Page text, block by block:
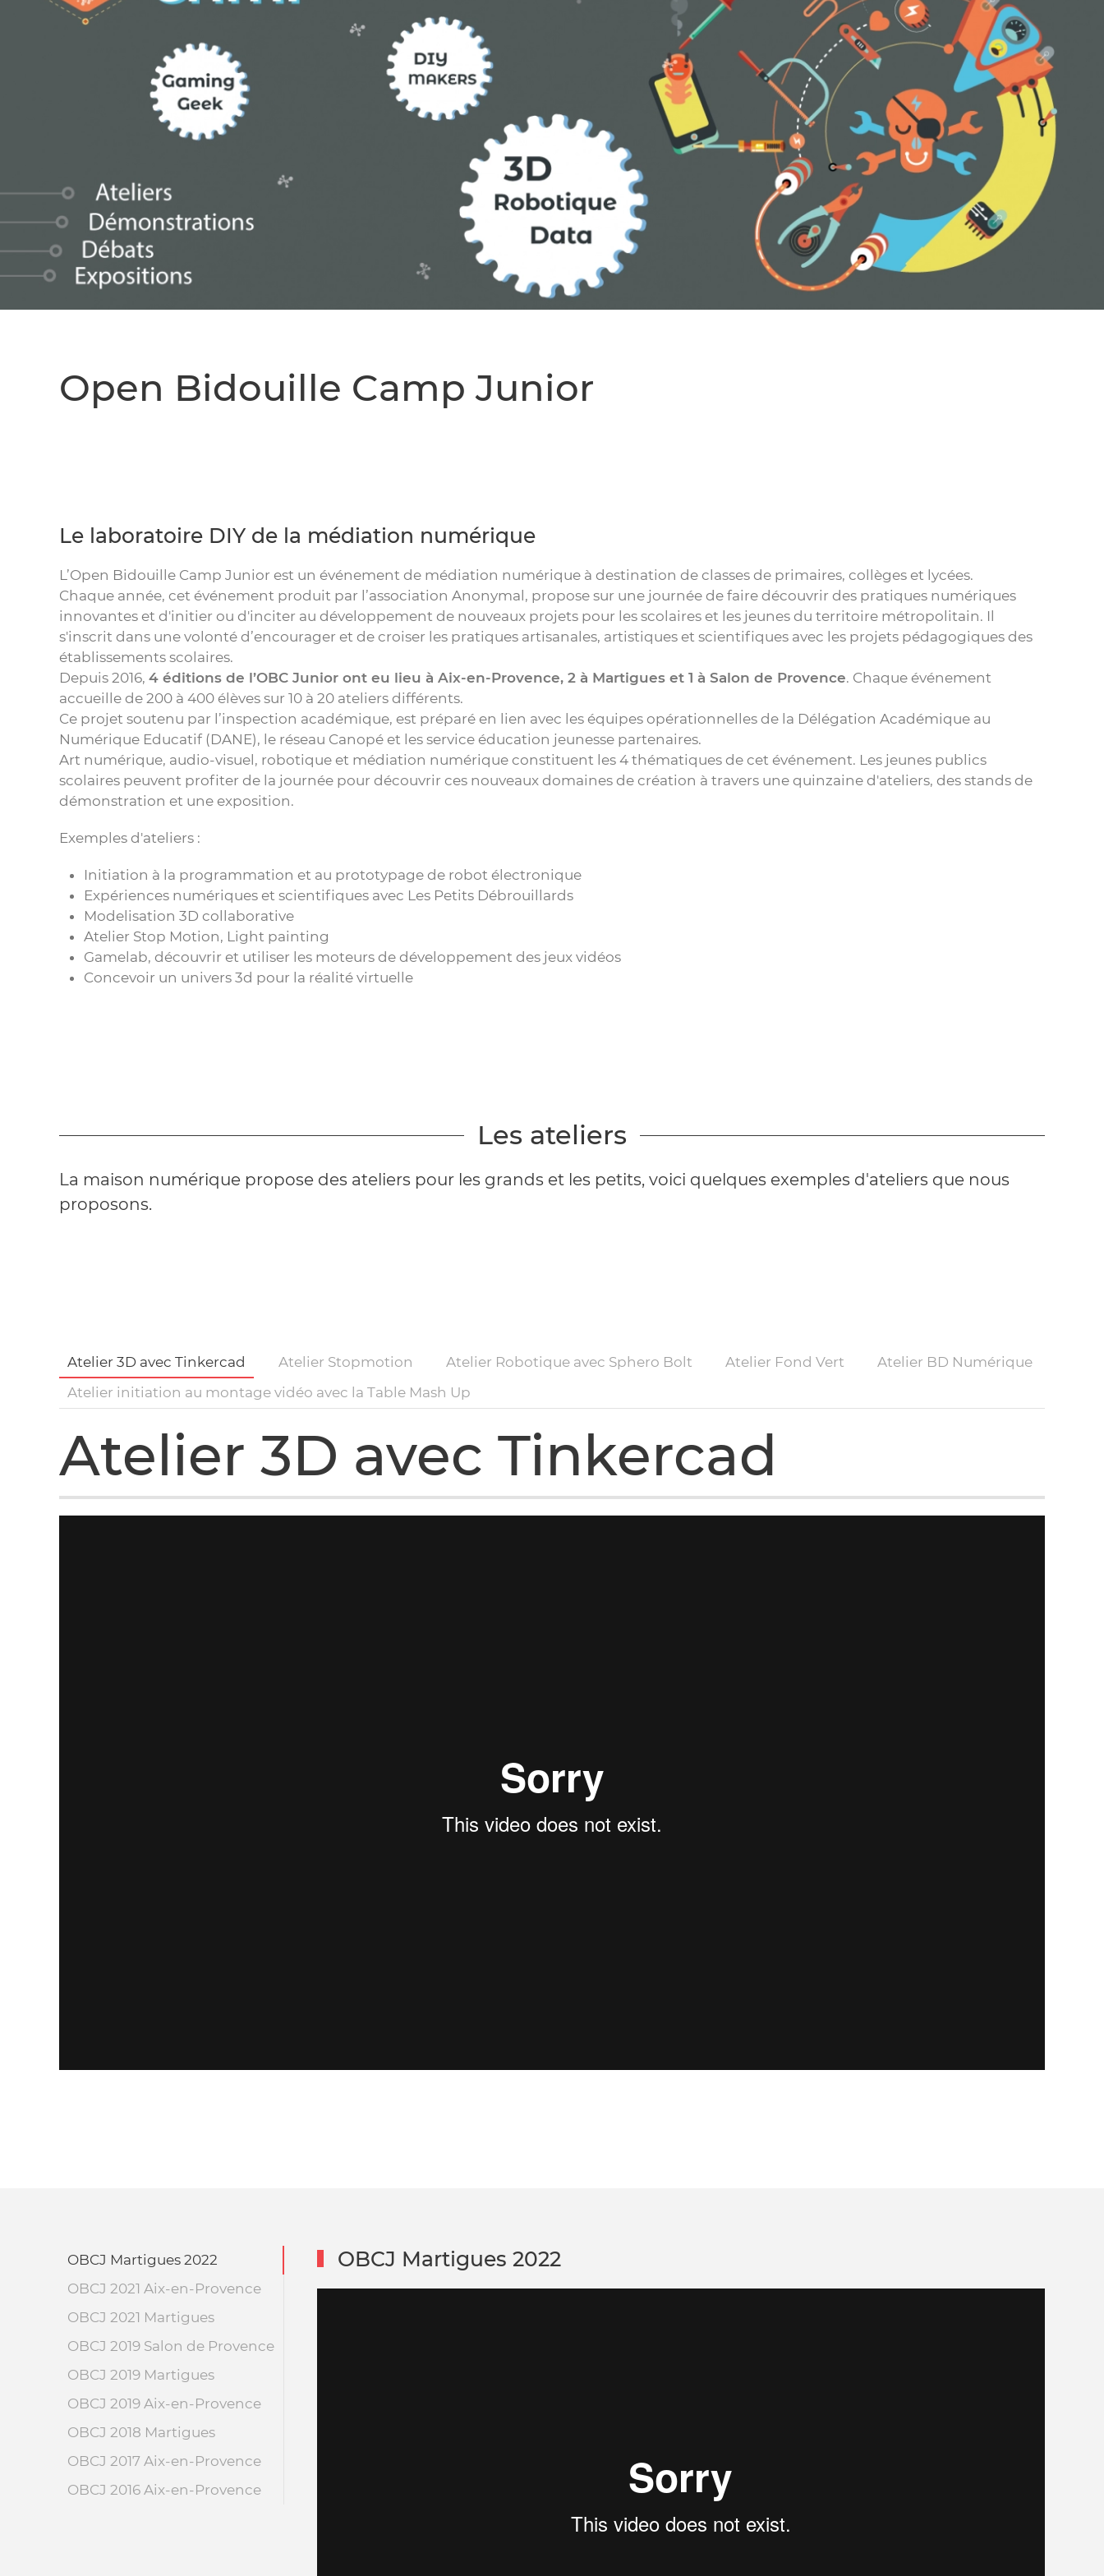
Open Bidouille Camp Junior
Le laboratoire DIY de la médiation numérique
L’Open Bidouille Camp Junior est un événement de médiation numérique à destination de classes de primaires, collèges et lycées.
Chaque année, cet événement produit par l’association Anonymal, propose sur une journée de faire découvrir des pratiques numériques
innovantes et d'initier ou d'inciter au développement de nouveaux projets pour les scolaires et les jeunes du territoire métropolitain. Il
s'inscrit dans une volonté d’encourager et de croiser les pratiques artisanales, artistiques et scientifiques avec les projets pédagogiques des
établissements scolaires.
Depuis 2016, 4 éditions de l’OBC Junior ont eu lieu à Aix-en-Provence, 2 à Martigues et 1 à Salon de Provence. Chaque événement
accueille de 200 à 400 élèves sur 10 à 20 ateliers différents.
Ce projet soutenu par l’inspection académique, est préparé en lien avec les équipes opérationnelles de la Délégation Académique au
Numérique Educatif (DANE), le réseau Canopé et les service éducation jeunesse partenaires.
Art numérique, audio-visuel, robotique et médiation numérique constituent les 4 thématiques de cet événement. Les jeunes publics
scolaires peuvent profiter de la journée pour découvrir ces nouveaux domaines de création à travers une quinzaine d'ateliers, des stands de
démonstration et une exposition.
Exemples d'ateliers :
Initiation à la programmation et au prototypage de robot électronique
Expériences numériques et scientifiques avec Les Petits Débrouillards
Modelisation 3D collaborative
Atelier Stop Motion, Light painting
Gamelab, découvrir et utiliser les moteurs de développement des jeux vidéos
Concevoir un univers 3d pour la réalité virtuelle
Les ateliers
La maison numérique propose des ateliers pour les grands et les petits, voici quelques exemples d'ateliers que nous
proposons.
Atelier 3D avec Tinkercad Atelier Stopmotion Atelier Robotique avec Sphero Bolt Atelier Fond Vert
Atelier BD Numérique
Atelier initiation au montage vidéo avec la Table Mash Up
Atelier 3D avec Tinkercad
OBCJ Martigues 2022
OBCJ 2021 Aix-en-Provence
OBCJ 2021 Martigues
OBCJ 2019 Salon de Provence
OBCJ 2019 Martigues
OBCJ 2019 Aix-en-Provence
OBCJ 2018 Martigues
OBCJ 2017 Aix-en-Provence
OBCJ 2016 Aix-en-Provence
OBCJ Martigues 2022